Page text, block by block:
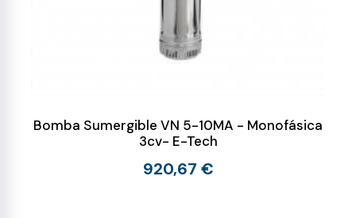
Bomba Sumergible VN 5-10MA - Monofásica
3cv- E-Tech
920,67 €